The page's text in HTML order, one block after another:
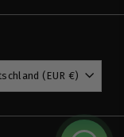
Deutschland (EUR €)